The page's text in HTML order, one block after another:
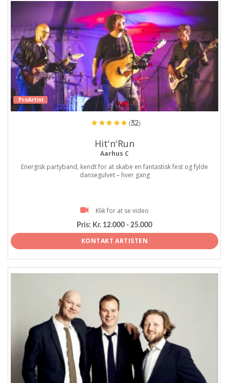
ProArtist
(32)
Hit'n'Run
Aarhus C
Energisk partyband, kendt for at skabe en fantastisk fest og fylde
dansegulvet – hver gang
Klik for at se video
Pris: Kr. 12.000 - 25.000
KONTAKT ARTISTEN